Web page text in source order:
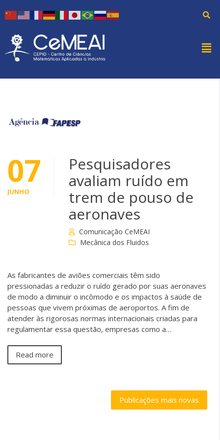
07
JUNHO
Pesquisadores
avaliam ruído em
trem de pouso de
aeronaves
Comunicação CeMEAI
Mecânica dos Fluidos
As fabricantes de aviões comerciais têm sido
pressionadas a reduzir o ruído gerado por suas aeronaves
de modo a diminuir o incômodo e os impactos à saúde de
pessoas que vivem próximas de aeroportos. A fim de
atender às rigorosas normas internacionais criadas para
regulamentar essa questão, empresas como a…
Read more
Publicações mais novas